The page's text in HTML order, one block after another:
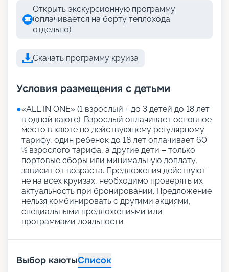
Открыть экскурсионную программу
(оплачивается на борту теплохода
отдельно)
Скачать программу круиза
Условия размещения с детьми
●«АLL IN ONE» (1 взрослый + до 3 детей до 18 лет
в одной каюте): Взрослый оплачивает основное
место в каюте по действующему регулярному
тарифу, один ребенок до 18 лет оплачивает 60
% взрослого тарифа, а другие дети – только
портовые сборы или минимальную доплату,
зависит от возраста. Предложения действуют
не на всех круизах, необходимо проверять их
актуальность при бронировании. Предложение
нельзя комбинировать с другими акциями,
специальными предложениями или
программами лояльности
Выбор каютыСписок